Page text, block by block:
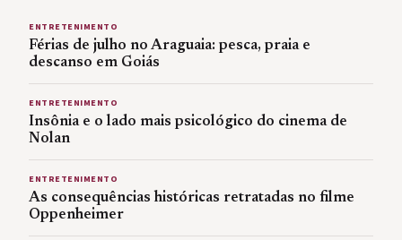
ENTRETENIMENTO
Férias de julho no Araguaia: pesca, praia e
descanso em Goiás
ENTRETENIMENTO
Insônia e o lado mais psicológico do cinema de
Nolan
ENTRETENIMENTO
As consequências históricas retratadas no filme
Oppenheimer